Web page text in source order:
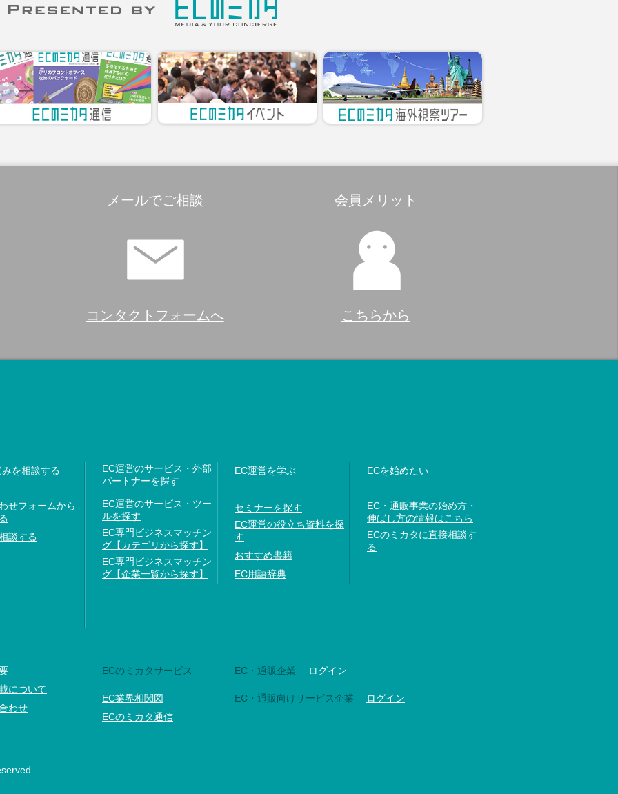
メールでご相談
コンタクトフォームへ
会員メリット
こちらから
みを相談する
せフォームから
談する
EC運営のサービス・外部
パートナーを探す
EC運営のサービス・ツー
ルを探す
EC専門ビジネスマッチン
グ【カテゴリから探す】
EC専門ビジネスマッチン
グ【企業一覧から探す】
EC運営を学ぶ
セミナーを探す
EC運営の役立ち資料を探
す
おすすめ書籍
EC用語辞典
ECを始めたい
EC・通販事業の始め方・
伸ばし方の情報はこちら
ECのミカタに直接相談す
る
について
わせ
ECのミカタサービス
EC業界相関図
ECのミカタ通信
EC・通販企業 ログイン
EC・通販向けサービス企業 ログイン